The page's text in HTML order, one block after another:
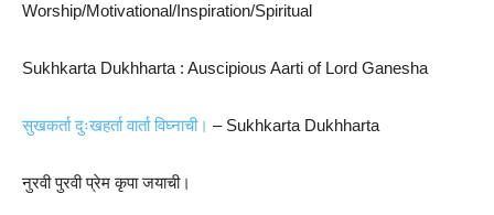
Worship/Motivational/Inspiration/Spiritual
Sukhkarta Dukhharta : Auscipious Aarti of Lord Ganesha
सुखकर्ता दुःखहर्ता वार्ता विघ्नाची। – Sukhkarta Dukhharta
नुरवी पुरवी प्रेम कृपा जयाची।